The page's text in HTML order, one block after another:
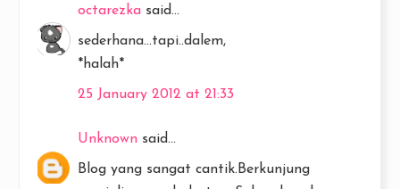
octarezka said...
sederhana...tapi..dalem,
*halah*
25 January 2012 at 21:33
Unknown said...
Blog yang sangat cantik.Berkunjung